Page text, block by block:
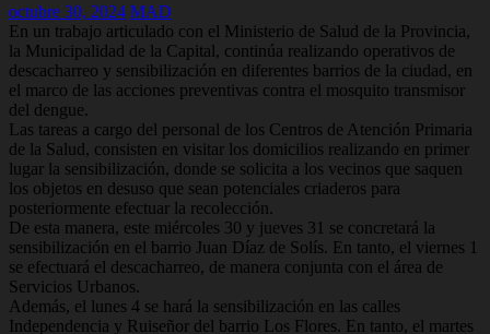
octubre 30, 2024 MAD
En un trabajo articulado con el Ministerio de Salud de la Provincia,
la Municipalidad de la Capital, continúa realizando operativos de
descacharreo y sensibilización en diferentes barrios de la ciudad, en
el marco de las acciones preventivas contra el mosquito transmisor
del dengue.️
Las tareas a cargo del personal de los Centros de Atención Primaria
de la Salud, consisten en visitar los domicilios realizando en primer
lugar la sensibilización, donde se solicita a los vecinos que saquen
los objetos en desuso que sean potenciales criaderos para
posteriormente efectuar la recolección.
De esta manera, este miércoles 30 y jueves 31 se concretará la
sensibilización en el barrio Juan Díaz de Solís. En tanto, el viernes 1
se efectuará el descacharreo, de manera conjunta con el área de
Servicios Urbanos.
Además, el lunes 4 se hará la sensibilización en las calles
Independencia y Ruiseñor del barrio Los Flores. En tanto, el martes